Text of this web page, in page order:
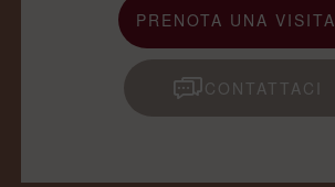
PRENOTA UNA VISITA
CONTATTACI